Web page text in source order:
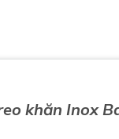
khăn Inox